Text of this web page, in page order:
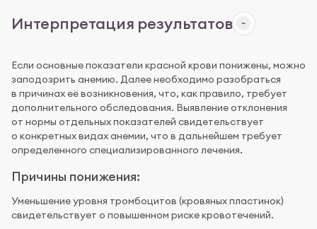
Интерпретация результатов
Если основные показатели красной крови понижены, можно
заподозрить анемию. Далее необходимо разобраться
в причинах её возникновения, что, как правило, требует
дополнительного обследования. Выявление отклонения
от нормы отдельных показателей свидетельствует
о конкретных видах анемии, что в дальнейшем требует
определенного специализированного лечения.
Причины понижения:
Уменьшение уровня тромбоцитов (кровяных пластинок)
свидетельствует о повышенном риске кровотечений.